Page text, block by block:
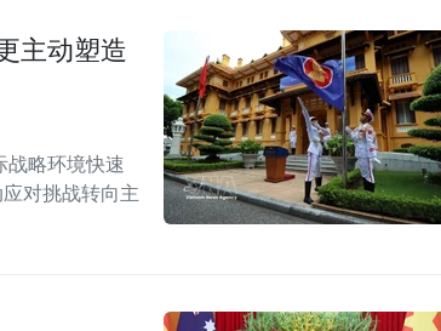
主动塑造
战略环境快速
对挑战转向主